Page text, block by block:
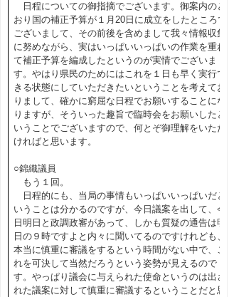
日程についての御指摘でございます。御案内のと
おり国の補正予算が１月20日に成立をしたところで
ございまして、その前後を含めまして我々情報収集
に努めながら、実はいっぱいいっぱいの作業を重ね
て補正予算を編成したというのが実情でございま
す。やはり県民のためにはこれを１日も早く実行で
きる状態にしていただきたいということを考えてお
りまして、確かに窮屈な日程でお願いすることにな
りますが、そういった趣旨で臨時会をお願いしたと
いうことでございますので、何とぞ御理解をいただ
ければと思います。
○錦織議員
もう１回。
日程的にも、当局の事情もいっぱいいっぱいだと
いうことは分かるのですが、今日議案を出して、今
日明日と政調政審があって、しかも質疑の通告は明
日の９時ですよと内々に聞いてるのですけれども、
本当に慎重に審議をするという時間がない中で、こ
れを可決して当然だろうという姿勢が見えるので
す。やっぱり議会に与えられた使命というのは出さ
れた議案に対して慎重に審議するということだと思